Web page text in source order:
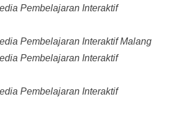
Pembelajaran Interaktif
Pembelajaran Interaktif Malang
Pembelajaran Interaktif
Pembelajaran Interaktif